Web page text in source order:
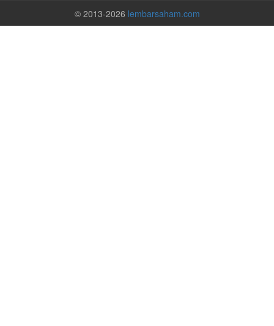
© 2013-2026 lembarsaham.com